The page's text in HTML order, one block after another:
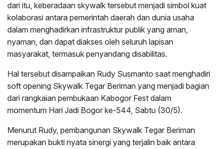
dari itu, keberadaan skywalk tersebut menjadi simbol kuat
kolaborasi antara pemerintah daerah dan dunia usaha
dalam menghadirkan infrastruktur publik yang aman,
nyaman, dan dapat diakses oleh seluruh lapisan
masyarakat, termasuk penyandang disabilitas.
Hal tersebut disampaikan Rudy Susmanto saat menghadiri
soft opening Skywalk Tegar Beriman yang menjadi bagian
dari rangkaian pembukaan Kabogor Fest dalam
momentum Hari Jadi Bogor ke-544, Sabtu (30/5).
Menurut Rudy, pembangunan Skywalk Tegar Beriman
merupakan bukti nyata sinergi yang terjalin baik antara